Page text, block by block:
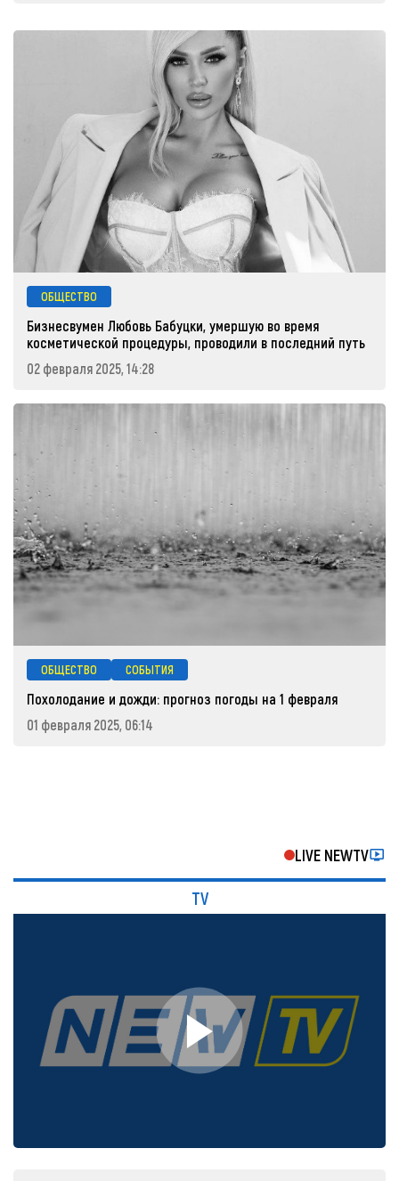
ОБЩЕСТВО
Бизнесвумен Любовь Бабуцки, умершую во время
косметической процедуры, проводили в последний путь
02 февраля 2025, 14:28
ОБЩЕСТВО СОБЫТИЯ
Похолодание и дожди: прогноз погоды на 1 февраля
01 февраля 2025, 06:14
LIVE NEWTV
TV